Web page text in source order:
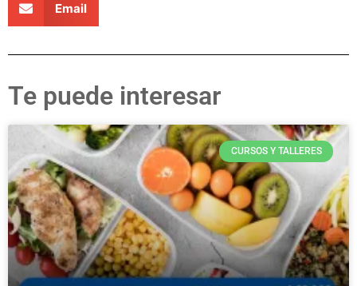
Email
Te puede interesar
CURSOS Y TALLERES